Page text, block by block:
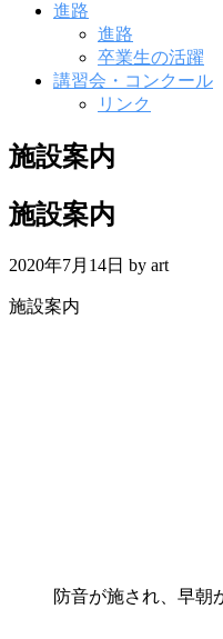
進路
進路
卒業生の活躍
講習会・コンクール
リンク
施設案内
施設案内
2020年7月14日 by art
施設案内
防音が施され、早朝